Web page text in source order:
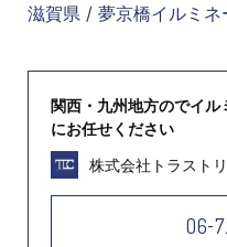
滋賀県 / 夢京橋イルミネ
関西・九州地方のでイ
にお任せください
株式会社トラスト
06-